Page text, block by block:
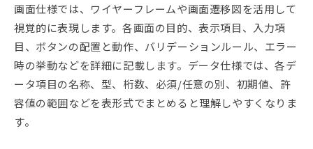
画面仕様では、ワイヤーフレームや画面遷移図を活用して
視覚的に表現します。各画面の目的、表示項目、入力項
目、ボタンの配置と動作、バリデーションルール、エラー
時の挙動などを詳細に記載します。データ仕様では、各デ
ータ項目の名称、型、桁数、必須/任意の別、初期値、許
容値の範囲などを表形式でまとめると理解しやすくなりま
す。